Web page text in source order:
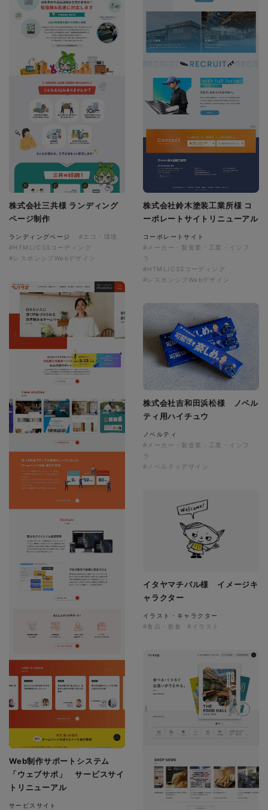
株式会社三共様 ランディング
ページ制作
ランディングページ
#エコ・環境
#HTML/CSSコーディング
#レスポンシブWebデザイン
株式会社鈴木塗装工業所様 コ
ーポレートサイトリニューアル
コーポレートサイト
#メーカー・製造業・工業・インフ
ラ
#HTML/CSSコーディング
#レスポンシブWebデザイン
Web制作サポートシステム
「ウェブサポ」 サービスサイ
トリニューアル
サービスサイト
株式会社吉和田浜松様 ノベル
ティ用ハイチュウ
ノベルティ
#メーカー・製造業・工業・インフ
ラ
#ノベルティデザイン
イタヤマチバル様 イメージキ
ャラクター
イラスト・キャラクター
#食品・飲食
#イラスト